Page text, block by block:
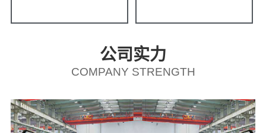
公司实力
COMPANY STRENGTH